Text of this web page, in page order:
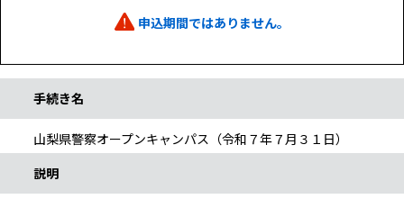
申込期間ではありません。
手続き名
山梨県警察オープンキャンパス（令和７年７月３１日）
説明